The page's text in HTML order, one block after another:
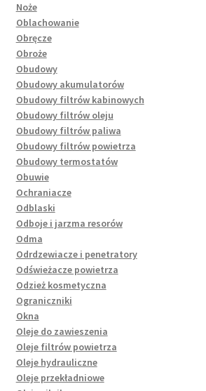
Noże
Oblachowanie
Obręcze
Obroże
Obudowy
Obudowy akumulatorów
Obudowy filtrów kabinowych
Obudowy filtrów oleju
Obudowy filtrów paliwa
Obudowy filtrów powietrza
Obudowy termostatów
Obuwie
Ochraniacze
Odblaski
Odboje i jarzma resorów
Odma
Odrdzewiacze i penetratory
Odświeżacze powietrza
Odzież kosmetyczna
Ograniczniki
Okna
Oleje do zawieszenia
Oleje filtrów powietrza
Oleje hydrauliczne
Oleje przekładniowe